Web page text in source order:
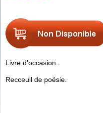
Livre d'occasion.
Recceuil de poésie.